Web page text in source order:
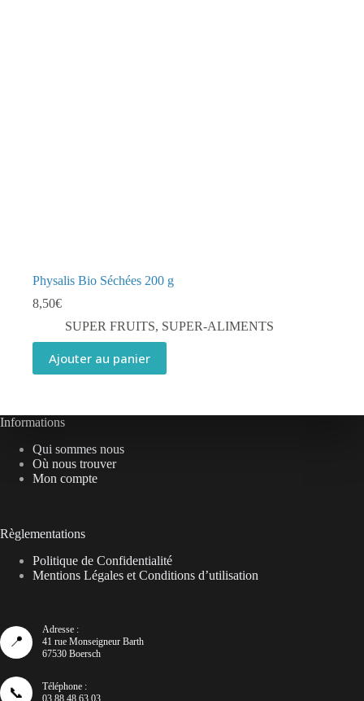
Physalis Bio Séchées 200 g
8,50€
SUPER FRUITS, SUPER-ALIMENTS
Ajouter au panier
Informations
Qui sommes nous
Où nous trouver
Mon compte
Règlementations
Politique de Confidentialité
Mentions Légales et Conditions d’utilisation
📍
Adresse :
41 rue Monseigneur Barth
67530 Boersch
📞
Téléphone :
03 88 48 63 03